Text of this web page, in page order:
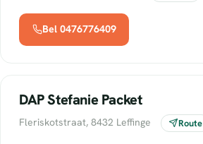
Bel 0476776409
DAP Stefanie Packet
Fleriskotstraat, 8432 Leffinge Route